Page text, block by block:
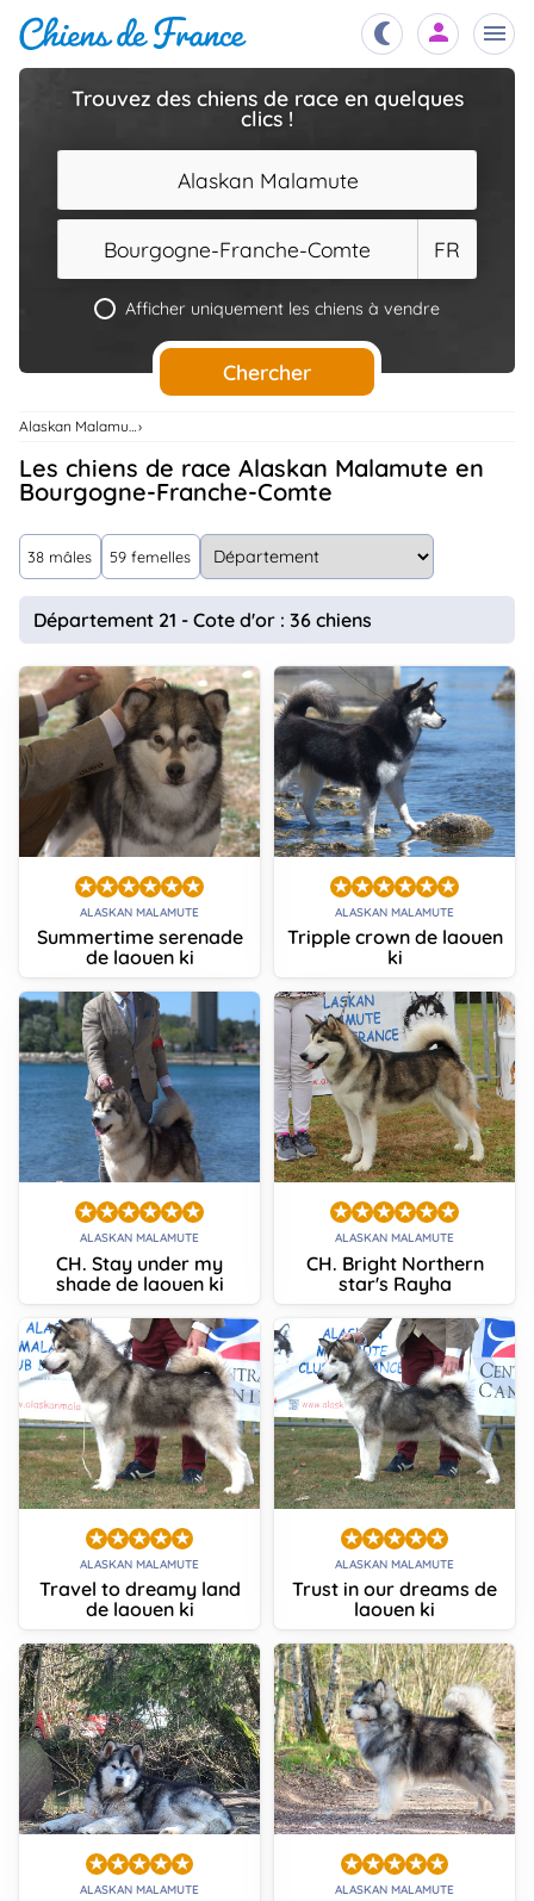
Services
..
Connexion
Trouvez des chiens de race en quelques
clics !
Alaskan Malamute
Bourgogne-Franche-Comte FR
Afficher uniquement les chiens à vendre
Chercher
Alaskan Malamute
Les chiens de race Alaskan Malamute en
Bourgogne-Franche-Comte
38 mâles 59 femelles
Département 21 - Cote d'or : 36 chiens
ALASKAN MALAMUTE
Summertime serenade
de laouen ki
ALASKAN MALAMUTE
Tripple crown de laouen
ki
ALASKAN MALAMUTE
CH. Stay under my
shade de laouen ki
ALASKAN MALAMUTE
CH. Bright Northern
star's Rayha
ALASKAN MALAMUTE
Travel to dreamy land
de laouen ki
ALASKAN MALAMUTE
Trust in our dreams de
laouen ki
ALASKAN MALAMUTE ALASKAN MALAMUTE